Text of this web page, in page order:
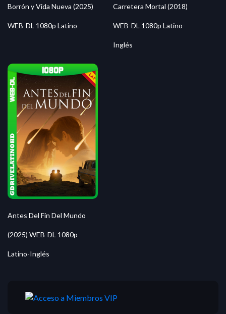
Borrón y Vida Nueva (2025)
WEB-DL 1080p Latino
Carretera Mortal (2018)
WEB-DL 1080p Latino-
Inglés
Antes Del Fin Del Mundo
(2025) WEB-DL 1080p
Latino-Inglés